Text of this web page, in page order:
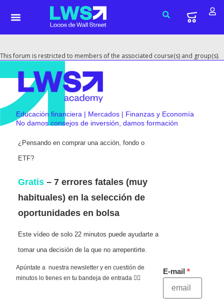
This forum is restricted to members of the associated course(s) and group(s).
Educación financiera | Mercados | Finanzas y Economía
No damos consejos de inversión, damos formación
¿Pensando en comprar una acción, fondo o
ETF?
Gratis – 7 errores fatales (muy
habituales) en la selección de
oportunidades en bolsa
Este vídeo de solo 22 minutos puede ayudarte a
tomar una decisión de la que no arrepentirte.
Apúntate a nuestra newsletter y en cuestión de
minutos lo tienes en tu bandeja de entrada 👇🏻
E-mail